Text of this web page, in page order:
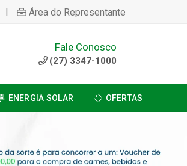
| Área do Representante
Fale Conosco
(27) 3347-1000
ENERGIA SOLAR OFERTAS